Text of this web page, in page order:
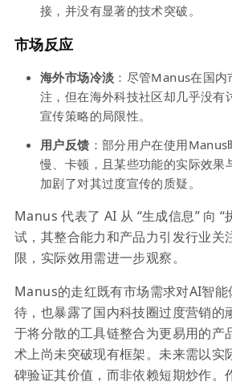
接，并没有显著的技术突破。
市场反应
海外市场冷淡 ：尽管Manus在国
注，但在海外科技社区却几乎没有
宣传策略的局限性。
用户反馈 ：部分用户在使用
慢、卡顿，且某些功能的实际效果
加剧了对其过度宣传的质疑。
Manus 代表了 AI 从 “生成信息” 向 “
试，其整合能力和产品力引发行业关
限，实际效用需进一步观察。
Manus的走红既有市场需求对AI智
待，也暴露了国内科技圈过度营销的
于将分散的工具链整合为更易用的产
术上尚未突破现有框架。未来需以实
碑验证其价值，而非依赖短期炒作。